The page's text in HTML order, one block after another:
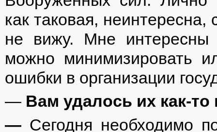
как таковая,
не вижу. Мне интересны
можно минимизировать
ошибки в организации
— Вам удалось их как-
— Сегодня необходимо